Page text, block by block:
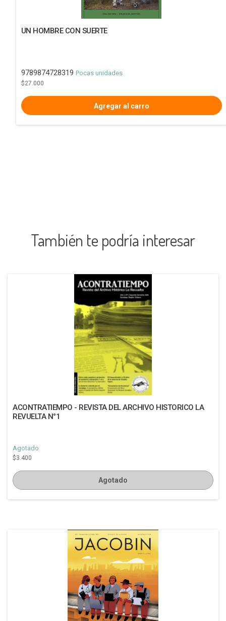
UN HOMBRE CON SUERTE
9789874728319 Pocas unidades
$27.000
También te podría interesar
ACONTRATIEMPO - REVISTA DEL ARCHIVO HISTORICO LA
REVUELTA N°1
Agotado
$3.400
Agotado